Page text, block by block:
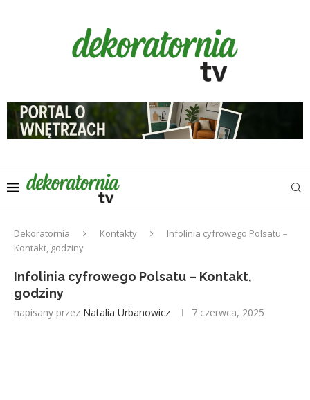
Dekoratornia Kontakty
Infolinia cyfrowego Polsatu –
Kontakt, godziny
Infolinia cyfrowego Polsatu – Kontakt,
godziny
napisany przez Natalia Urbanowicz 7 czerwca, 2025